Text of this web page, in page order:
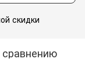
скидки